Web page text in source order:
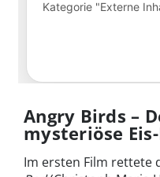
Angry Birds –
mysteriöse
Im ersten Film rettete